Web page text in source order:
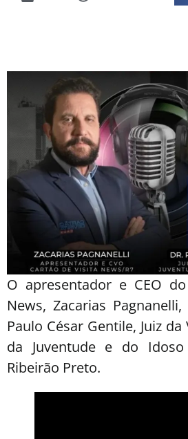
O apresentador e CEO
News, Zacarias
Paulo César Gentile, Juiz
da Juventude e do
Ribeirão Preto.